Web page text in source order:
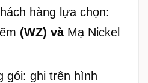
hàng lựa chọn:
(WZ) và Mạ Nickel
gói: ghi trên hình